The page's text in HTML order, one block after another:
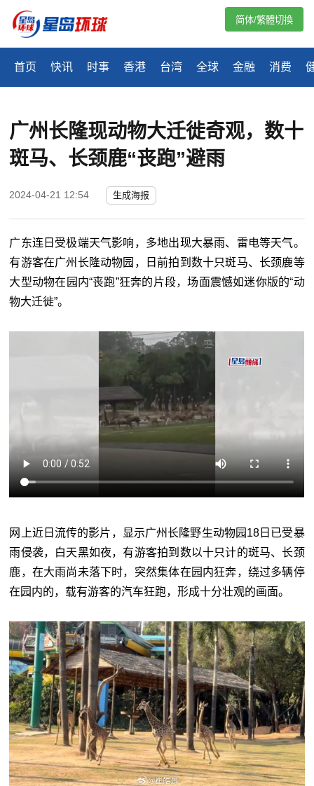
首页 快讯 时事 香港 台湾 全球 金融 消费
简体/繁體切換
广州长隆现动物大迁徙奇观，数十
斑马、长颈鹿“丧跑”避雨
2024-04-21 12:54 生成海报
广东连日受极端天气影响，多地出现大暴雨、雷电等天气。
有游客在广州长隆动物园，日前拍到数十只斑马、长颈鹿等
大型动物在园内“丧跑”狂奔的片段，场面震憾如迷你版的“动
物大迁徙”。
网上近日流传的影片，显示广州长隆野生动物园18日已受暴
雨侵袭，白天黑如夜，有游客拍到数以十只计的斑马、长颈
鹿，在大雨尚未落下时，突然集体在园内狂奔，绕过多辆停
在园内的，载有游客的汽车狂跑，形成十分壮观的画面。